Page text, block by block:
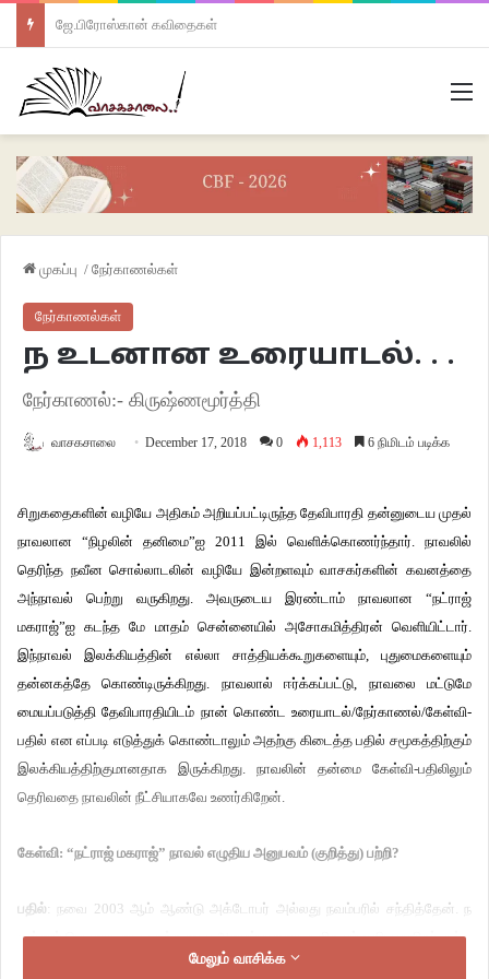
ஜே.பிரோஸ்கான் கவிதைகள்
முகப்பு / நேர்காணல்கள்
நேர்காணல்கள்
ந உடனான உரையாடல். . .
நேர்காணல்:- கிருஷ்ணமூர்த்தி
வாசகசாலை December 17, 2018 0 1,113 6 நிமிடம் படிக்க
சிறுகதைகளின் வழியே அதிகம் அறியப்பட்டிருந்த தேவிபாரதி தன்னுடைய முதல்
நாவலான “நிழலின் தனிமை”ஐ 2011 இல் வெளிக்கொணர்ந்தார். நாவலில்
தெரிந்த நவீன சொல்லாடலின் வழியே இன்றளவும் வாசகர்களின் கவனத்தை
அந்நாவல் பெற்று வருகிறது. அவருடைய இரண்டாம் நாவலான “நட்ராஜ்
மகராஜ்”ஐ கடந்த மே மாதம் சென்னையில் அசோகமித்திரன் வெளியிட்டார்.
இந்நாவல் இலக்கியத்தின் எல்லா சாத்தியக்கூறுகளையும், புதுமைகளையும்
தன்னகத்தே கொண்டிருக்கிறது. நாவலால் ஈர்க்கப்பட்டு, நாவலை மட்டுமே
மையப்படுத்தி தேவிபாரதியிடம் நான் கொண்ட உரையாடல்/நேர்காணல்/கேள்வி-
பதில் என எப்படி எடுத்துக் கொண்டாலும் அதற்கு கிடைத்த பதில் சமூகத்திற்கும்
இலக்கியத்திற்குமானதாக இருக்கிறது. நாவலின் தன்மை கேள்வி-பதிலிலும்
தெரிவதை நாவலின் நீட்சியாகவே உணர்கிறேன்.
கேள்வி: “நட்ராஜ் மகராஜ்” நாவல் எழுதிய அனுபவம் (குறித்து) பற்றி?
பதில்: நவை 2003 ஆம் ஆண்டு அக்டோபர் அல்லது நவம்பரில் சந்தித்தேன். ந
என்னும் பெயரையுடைய சத்துணவு அமைப்பாளரை. ந மிகவும் எளிய மனிதர், நல்ல
இயல்புகளைக்கொண்டவர், பேராசைகளற்றவர். அப்போதே அவர் தான் வெறும்
மேலும் வாசிக்க